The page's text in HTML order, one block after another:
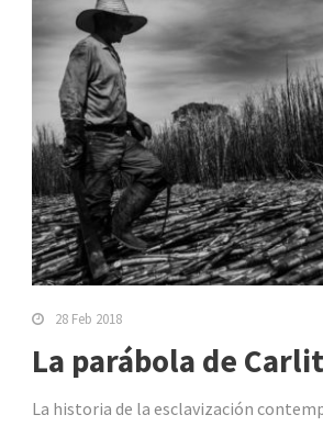
28 Feb 2018
La parábola de
La historia de la esclavización